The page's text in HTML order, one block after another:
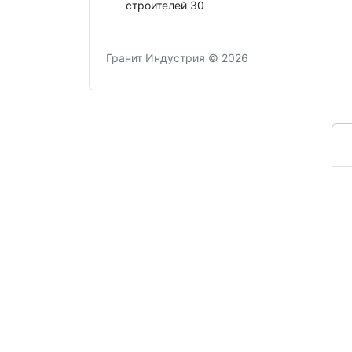
строителей 30
Гранит Индустрия © 2026